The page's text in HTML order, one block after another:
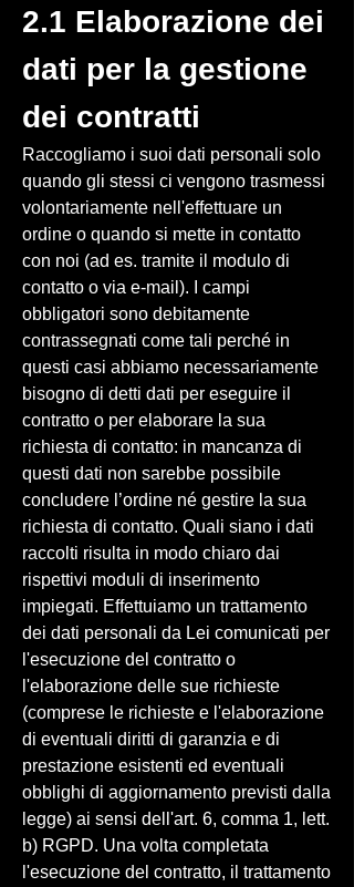
2.1 Elaborazione dei
dati per la gestione
dei contratti
Raccogliamo i suoi dati personali solo
quando gli stessi ci vengono trasmessi
volontariamente nell'effettuare un
ordine o quando si mette in contatto
con noi (ad es. tramite il modulo di
contatto o via e-mail). I campi
obbligatori sono debitamente
contrassegnati come tali perché in
questi casi abbiamo necessariamente
bisogno di detti dati per eseguire il
contratto o per elaborare la sua
richiesta di contatto: in mancanza di
questi dati non sarebbe possibile
concludere l’ordine né gestire la sua
richiesta di contatto. Quali siano i dati
raccolti risulta in modo chiaro dai
rispettivi moduli di inserimento
impiegati. Effettuiamo un trattamento
dei dati personali da Lei comunicati per
l'esecuzione del contratto o
l'elaborazione delle sue richieste
(comprese le richieste e l'elaborazione
di eventuali diritti di garanzia e di
prestazione esistenti ed eventuali
obblighi di aggiornamento previsti dalla
legge) ai sensi dell'art. 6, comma 1, lett.
b) RGPD. Una volta completata
l'esecuzione del contratto, il trattamento